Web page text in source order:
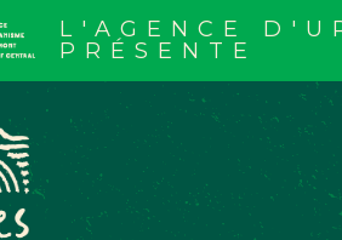
L'AGENCE
PRÉSENTE